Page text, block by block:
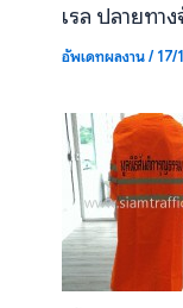
เรล ปลายทา
อัพเดทผลงาน/17/